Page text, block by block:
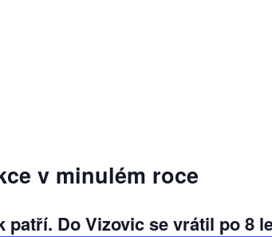
v minulém roce
patří. Do Vizovic se vrátil po 8